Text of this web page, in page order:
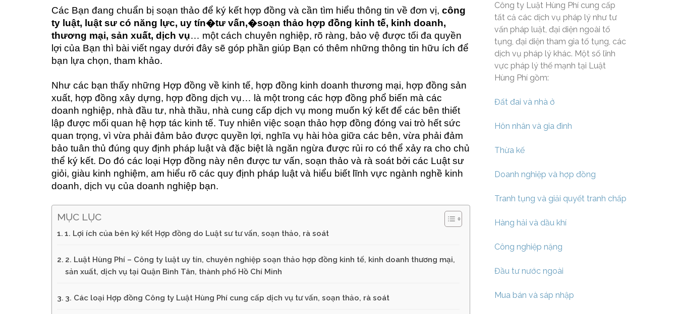
Các Bạn đang chuẩn bị soạn thảo để ký kết hợp đồng và cần tìm hiểu thông tin về đơn vị, công
ty luật, uật sư có năng lực, uy tín�tư vấn,�soạn thảo hợp đồng kinh tế, kinh doanh,
thương mại, sản xuất, dịch vụ… một cách chuyên nghiệp, rõ ràng, bảo vệ được tối đa quyền
lợi của Bạn thì bài viết ngay dưới đây sẽ góp phần giúp Bạn có thêm những thông tin hữu ích để
bạn lựa chọn, tham khảo.
Như các bạn thấy những Hợp đồng về kinh tế, hợp đồng kinh doanh thương mại, hợp đồng sản
xuất, hợp đồng xây dựng, hợp đồng dịch vụ… là một trong các hợp đồng phổ biến mà các
doanh nghiệp, nhà đầu tư, nhà thầu, nhà cung cấp dịch vụ mong muốn ký kết để các bên thiết
lập được mối quan hệ hợp tác kinh tế. Tuy nhiên việc soạn thảo hợp đồng đóng vai trò hết sức
quan trọng, vì vừa phải đảm bảo được quyền lợi, nghĩa vụ hài hòa giữa các bên, vừa phải đảm
bảo tuân thủ đúng quy định pháp luật và đặc biệt là ngăn ngừa được rủi ro có thể xảy ra cho chủ
thể ký kết. Do đó các loại Hợp đồng này nên được tư vấn, soạn thảo và rà soát bởi các Luật sư
giỏi, giàu kinh nghiệm, am hiểu rõ các quy định pháp luật và hiểu biết lĩnh vực ngành nghề kinh
doanh, dịch vụ của doanh nghiệp bạn.
MỤC LỤC
1. Lợi ích của bên ký kết Hợp đồng do Luật sư tư vấn, soạn thảo, rà soát
2. Luật Hùng Phí – Công ty luật uy tín, chuyên nghiệp soạn thảo hợp đồng kinh tế, kinh doanh thương mại,
sản xuất, dịch vụ tại Quận Bình Tân, thành phố Hồ Chí Minh
3. Các loại Hợp đồng Công ty Luật Hùng Phí cung cấp dịch vụ tư vấn, soạn thảo, rà soát
Công ty Luật Hùng Phí cung cấp
tất cả các dịch vụ pháp lý như tư
vấn pháp luật, đại diện ngoài tố
tụng, đại diện tham gia tố tụng, các
dịch vụ pháp lý khác. Một số lĩnh
vực pháp lý thế mạnh tại Luật
Hùng Phí gồm:
Đất đai và nhà ở
Hôn nhân và gia đình
Thừa kế
Doanh nghiệp và hợp đồng
Tranh tụng và giải quyết tranh chấp
Hàng hải và dầu khí
Công nghiệp nặng
Đầu tư nước ngoài
Mua bán và sáp nhập